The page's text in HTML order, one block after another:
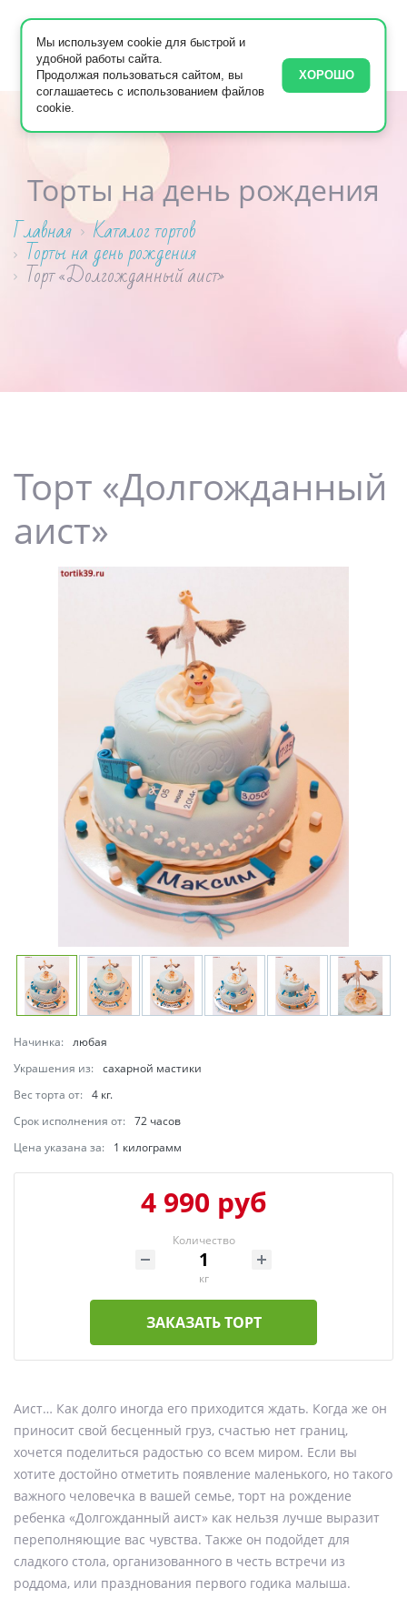
Торты на день рождения
Главная Каталог тортов
Торты на день рождения
Торт «Долгожданный аист»
Торт «Долгожданный
аист»
Начинка: любая
Украшения из: сахарной мастики
Вес торта от: 4 кг.
Срок исполнения от: 72 часов
Цена указана за:
1 килограмм
4 990 руб
Количество
кг
ЗАКАЗАТЬ ТОРТ
Аист… Как долго иногда его приходится ждать. Когда же он
приносит свой бесценный груз, счастью нет границ,
хочется поделиться радостью со всем миром. Если вы
хотите достойно отметить появление маленького, но такого
важного человечка в вашей семье, торт на рождение
ребенка «Долгожданный аист» как нельзя лучше выразит
переполняющие вас чувства. Также он подойдет для
сладкого стола, организованного в честь встречи из
роддома, или празднования первого годика малыша.
Мы используем cookie для быстрой и
удобной работы сайта.
Продолжая пользоваться сайтом, вы
соглашаетесь с использованием файлов
cookie.
ХОРОШО